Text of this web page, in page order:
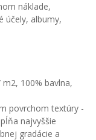
náklade,
účely, albumy,
100% bavlna,
povrchom textúry -
najvyššie
gradácie a